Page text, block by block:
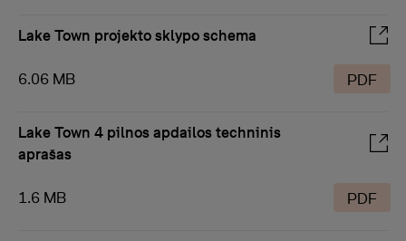
Lake Town projekto sklypo schema
6.06 MB PDF
Lake Town 4 pilnos apdailos techninis
aprašas
1.6 MB PDF